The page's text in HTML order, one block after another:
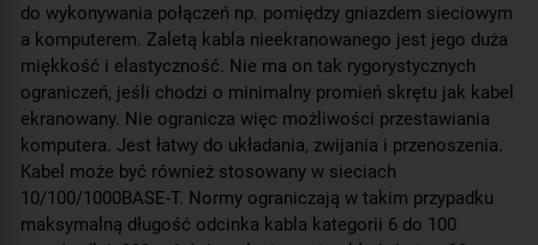
do wykonywania połączeń np. pomiędzy gniazdem sieciowym
a komputerem. Zaletą kabla nieekranowanego jest jego duża
miękkość i elastyczność. Nie ma on tak rygorystycznych
ograniczeń, jeśli chodzi o minimalny promień skrętu jak kabel
ekranowany. Nie ogranicza więc możliwości przestawiania
komputera. Jest łatwy do układania, zwijania i przenoszenia.
Kabel może być również stosowany w sieciach
10/100/1000BASE-T. Normy ograniczają w takim przypadku
maksymalną długość odcinka kabla kategorii 6 do 100